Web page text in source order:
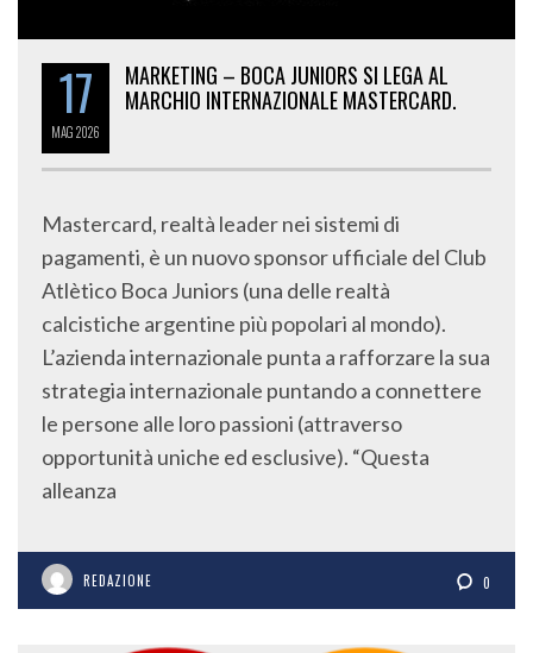
17
MAG2026
MARKETING – BOCA JUNIORS SI LEGA AL
MARCHIO INTERNAZIONALE MASTERCARD.
Mastercard, realtà leader nei sistemi di
pagamenti, è un nuovo sponsor ufficiale del Club
Atlètico Boca Juniors (una delle realtà
calcistiche argentine più popolari al mondo).
L’azienda internazionale punta a rafforzare la sua
strategia internazionale puntando a connettere
le persone alle loro passioni (attraverso
opportunità uniche ed esclusive). “Questa
alleanza
REDAZIONE 0